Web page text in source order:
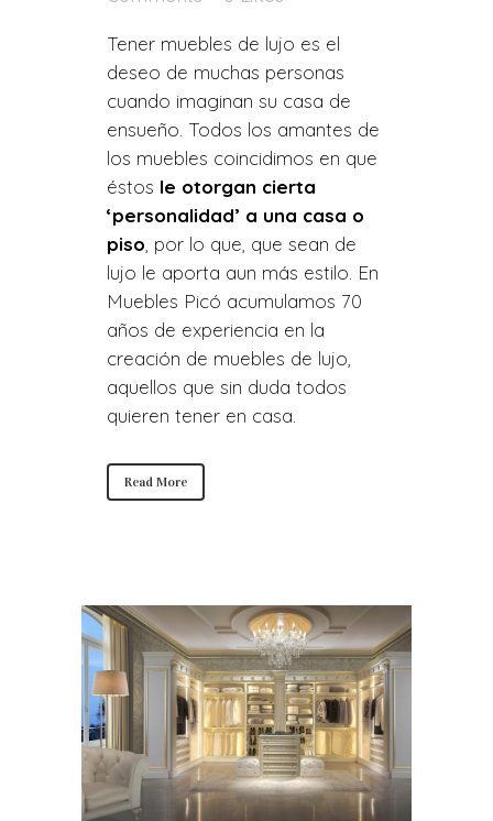
Tener muebles de lujo es el
deseo de muchas personas
cuando imaginan su casa de
ensueño. Todos los amantes de
los muebles coincidimos en que
éstos le otorgan cierta
‘personalidad’ a una casa o
piso, por lo que, que sean de
lujo le aporta aun más estilo. En
Muebles Picó acumulamos 70
años de experiencia en la
creación de muebles de lujo,
aquellos que sin duda todos
quieren tener en casa.
Read More